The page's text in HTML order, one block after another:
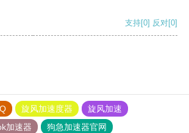
支持[0] 反对[0]
旋风加速度器
旋风加速
加速器
狗急加速器官网